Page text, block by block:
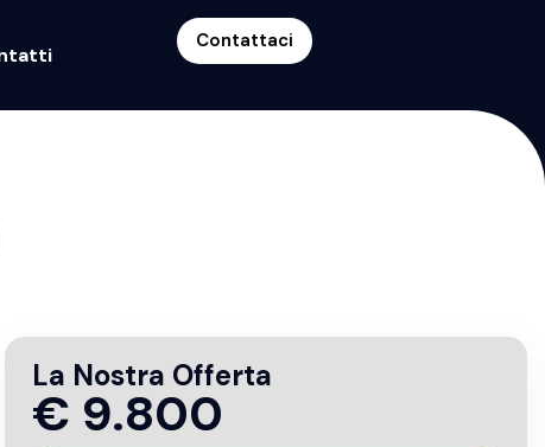
Contattaci
La Nostra Offerta
€ 9.800